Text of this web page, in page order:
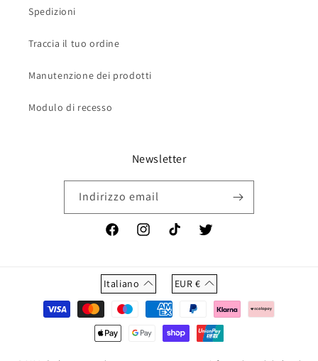
Spedizioni
Traccia il tuo ordine
Manutenzione dei prodotti
Modulo di recesso
Newsletter
Indirizzo email
FacebookInstagramTikTok Twitter
Italiano EUR €
Metodi